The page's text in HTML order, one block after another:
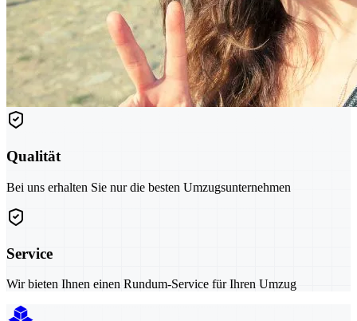
Qualität
Bei uns erhalten Sie nur die besten Umzugsunternehmen
Service
Wir bieten Ihnen einen Rundum-Service für Ihren Umzug